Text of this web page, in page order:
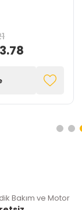
Bakım ve Motor